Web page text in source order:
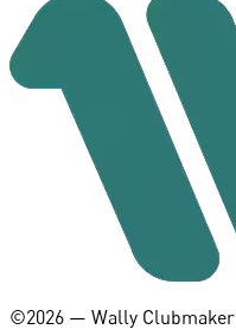
©️2026 — Wally Clubmaker